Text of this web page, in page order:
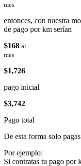
mes
entonces, con nuestra
de pago por km serían
$168 al
mes
$1,726
pago inicial
$3,742
Pago total
De esta forma solo
Por ejemplo:
Si contratas tu pago por